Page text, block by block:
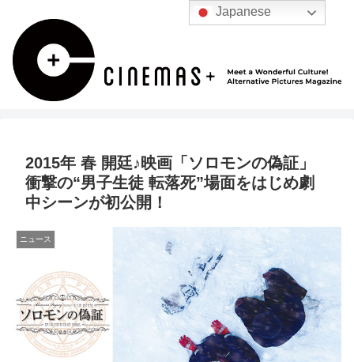
2015年 春 開廷♪映画「ソロモンの偽証」
衝撃の“男子生徒 転落死”場面をはじめ劇
中シーンが初公開！
ニュース
Japanese